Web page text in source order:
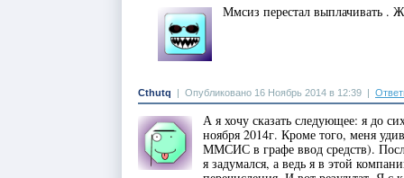
Ммсиз перестал выплачивать .
Cthutq | Опубликовано 16 Ноябрь 2014 в 12:39 |
А я хочу сказать следующее: я до
ноября 2014г. Кроме того, меня
ММСИС в графе ввод средств).
я задумался, а ведь я в этой